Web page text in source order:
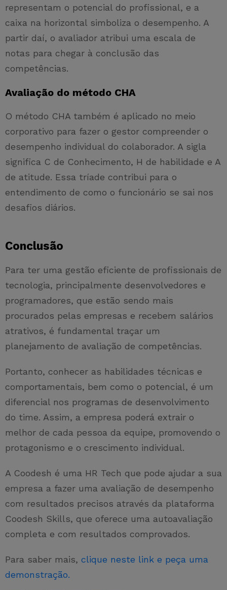
representam o potencial do profissional, e a
caixa na horizontal simboliza o desempenho. A
partir daí, o avaliador atribui uma escala de
notas para chegar à conclusão das
competências.
Avaliação do método CHA
O método CHA também é aplicado no meio
corporativo para fazer o gestor compreender o
desempenho individual do colaborador. A sigla
significa C de Conhecimento, H de habilidade e A
de atitude. Essa tríade contribui para o
entendimento de como o funcionário se sai nos
desafios diários.
Conclusão
Para ter uma gestão eficiente de profissionais de
tecnologia, principalmente desenvolvedores e
programadores, que estão sendo mais
procurados pelas empresas e recebem salários
atrativos, é fundamental traçar um
planejamento de avaliação de competências.
Portanto, conhecer as habilidades técnicas e
comportamentais, bem como o potencial, é um
diferencial nos programas de desenvolvimento
do time. Assim, a empresa poderá extrair o
melhor de cada pessoa da equipe, promovendo o
protagonismo e o crescimento individual.
A Coodesh é uma HR Tech que pode ajudar a sua
empresa a fazer uma avaliação de desempenho
com resultados precisos através da plataforma
Coodesh Skills, que oferece uma autoavaliação
completa e com resultados comprovados.
Para saber mais, clique neste link e peça uma
demonstração.